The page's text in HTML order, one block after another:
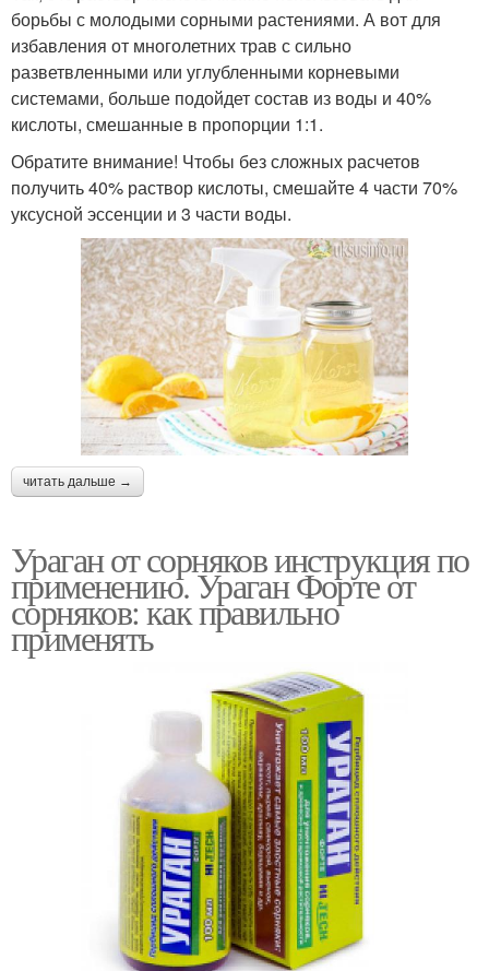
Средство от травы Сорняки на основе
Эффективное средство Рецепты от сорняков
борьбы с молодыми сорными растениями. А вот для
избавления от многолетних трав с сильно
разветвленными или углубленными корневыми
системами, больше подойдет состав из воды и 40%
кислоты, смешанные в пропорции 1:1.
Обратите внимание! Чтобы без сложных расчетов
получить 40% раствор кислоты, смешайте 4 части 70%
уксусной эссенции и 3 части воды.
читать дальше →
Ураган от сорняков инструкция по
применению. Ураган Форте от
сорняков: как правильно
применять